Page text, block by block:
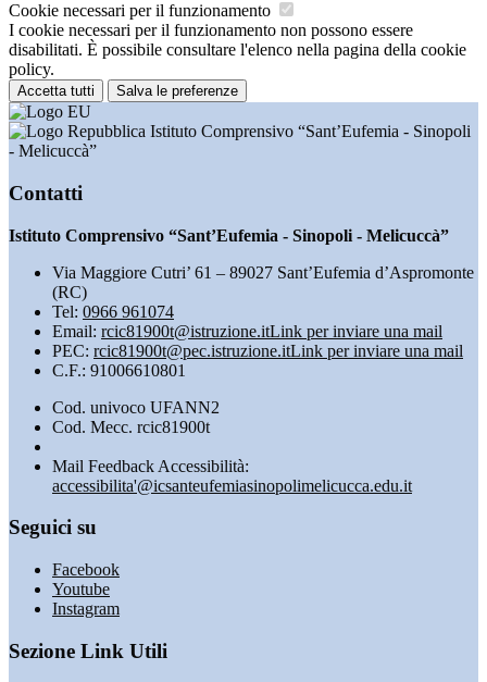
Cookie necessari per il funzionamento
I cookie necessari per il funzionamento non possono essere
disabilitati. È possibile consultare l'elenco nella pagina della cookie
policy.
Accetta tutti Salva le preferenze
Istituto Comprensivo “Sant’Eufemia - Sinopoli
- Melicuccà”
Contatti
Istituto Comprensivo “Sant’Eufemia - Sinopoli - Melicuccà”
Via Maggiore Cutri’ 61 – 89027 Sant’Eufemia d’Aspromonte
(RC)
Tel: 0966 961074
Email: rcic81900t@istruzione.itLink per inviare una mail
PEC: rcic81900t@pec.istruzione.itLink per inviare una mail
C.F.: 91006610801
Cod. univoco UFANN2
Cod. Mecc. rcic81900t
Mail Feedback Accessibilità:
accessibilita'@icsanteufemiasinopolimelicucca.edu.it
Seguici su
Facebook
Youtube
Instagram
Sezione Link Utili